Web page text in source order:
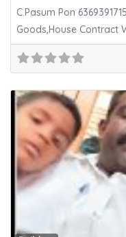
C.Pasum Pon
Goods,House Contract